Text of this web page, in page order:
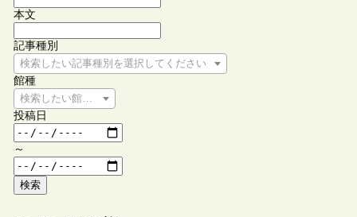
本文
記事種別
検索したい記事種別を選択してください
館種
検索したい館種を選択してください
投稿日
～
検索